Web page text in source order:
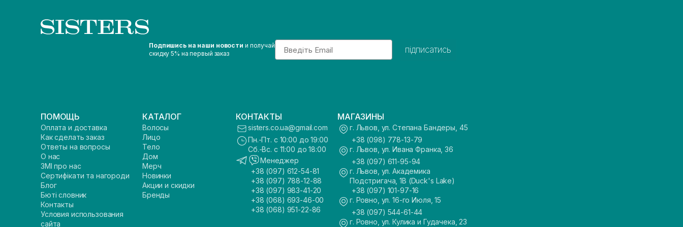
Подпишись на наши новости и получай
скидку 5% на первый заказ
Email
підписатись
ПОМОЩЬ
Оплата и доставка
Как сделать заказ
Ответы на вопросы
О нас
ЗМІ про нас
Сертифікати та нагороди
Блог
Бюті словник
Контакты
Условия использования
сайта
КАТАЛОГ
Волосы
Лицо
Тело
Дом
Мерч
Новинки
Акции и скидки
Бренды
КОНТАКТЫ
sisters.co.ua@gmail.com
Пн.-Пт. с 10:00 до 19:00
Сб.-Вс. с 11:00 до 18:00
Менеджер
+38 (097) 612-54-81
+38 (097) 788-12-88
+38 (097) 983-41-20
+38 (068) 693-46-00
+38 (068) 951-22-86
МАГАЗИНЫ
г. Львов, ул. Степана Бандеры, 45
+38 (098) 778-13-79
г. Львов, ул. Ивана Франка, 36
+38 (097) 611-95-94
г. Львов, ул. Академика
Подстригача, 1В (Duck's Lake)
+38 (097) 101-97-16
г. Ровно, ул. 16-го Июля, 15
+38 (097) 544-61-44
г. Ровно, ул. Кулика и Гудачека, 23